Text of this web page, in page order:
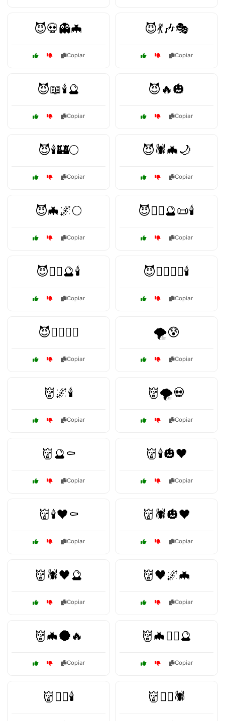
😈💀👻🦇
Copiar
😈💃🎶🎭
Copiar
😈📖🕯️🔮
Copiar
😈🔥🎃
Copiar
😈🕯️🏰🌕
Copiar
😈🕷️🦇🌙
Copiar
😈🦇🌌🌕
Copiar
😈🧙‍♂️🔮📜🕯️
Copiar
😈🧙‍♂️🔮🕯️
Copiar
😈🧛‍♂️🧙‍♀️🕯️
Copiar
😈🧟‍♂️🧟‍♀️
Copiar
🌪️😰
Copiar
👹🌌🕯️
Copiar
👹🌪️💀
Copiar
👹🔮⚰️
Copiar
👹🕯️🎃🖤
Copiar
👹🕯️🖤⚰️
Copiar
👹🕷️🎃🖤
Copiar
👹🕷️🖤🔮
Copiar
👹🖤🌌🦇
Copiar
👹🦇🌑🔥
Copiar
👹🦇🧙‍♀️🔮
Copiar
👹🧙‍♂️🕯️ 👹🧙‍♂️🕷️